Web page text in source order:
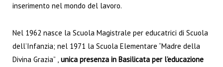
inserimento nel mondo del lavoro.
Nel 1962 nasce la Scuola Magistrale per educatrici di Scuola
dell’Infanzia; nel 1971 la Scuola Elementare “Madre della
Divina Grazia” , unica presenza in Basilicata per l’educazione